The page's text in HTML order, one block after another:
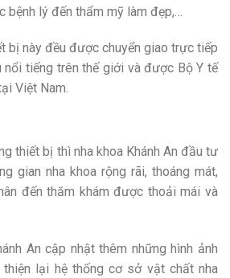
lý đến thẩm mỹ làm đẹp,…
bị này đều được chuyển giao trực tiếp
nổi tiếng trên thế giới và được Bộ Y tế
Việt Nam.
thiết bị thì nha khoa Khánh An đầu tư
gian nha khoa rộng rãi, thoáng mát,
đến thăm khám được thoải mái và
An cập nhật thêm những hình ảnh
lại hệ thống cơ sở vật chất nha